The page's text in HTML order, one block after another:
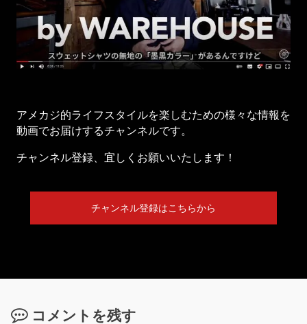
アメカジ的ライフスタイルを楽しむための様々な情報を
動画でお届けするチャンネルです。
チャンネル登録、宜しくお願いいたします！
チャンネル登録はこちらから
コメントを残す